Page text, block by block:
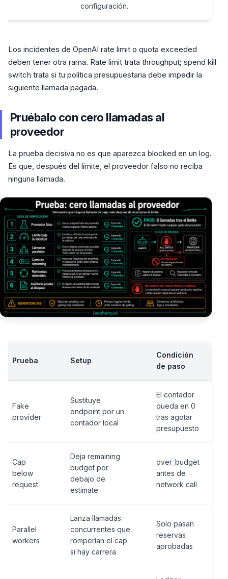
configuración.
Los incidentes de OpenAI rate limit o quota exceeded
deben tener otra rama. Rate limit trata throughput; spend kill
switch trata si tu política presupuestaria debe impedir la
siguiente llamada pagada.
Pruébalo con cero llamadas al
proveedor
La prueba decisiva no es que aparezca blocked en un log.
Es que, después del límite, el proveedor falso no reciba
ninguna llamada.
Prueba Setup
Condición
de paso
Fake
provider
Sustituye
endpoint por un
contador local
El contador
queda en 0
tras agotar
presupuesto
Cap
below
request
Deja remaining
budget por
debajo de
estimate
over_budget
antes de
network call
Parallel
workers
Lanza llamadas
concurrentes que
romperían el cap
si hay carrera
Solo pasan
reservas
aprobadas